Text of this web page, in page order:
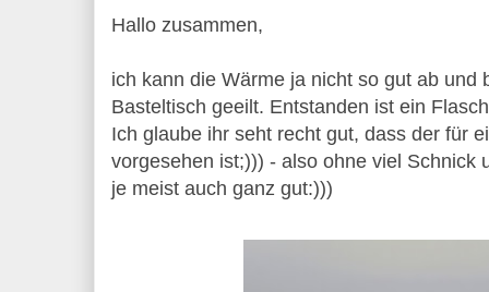
Hallo zusammen,
ich kann die Wärme ja nicht so gut ab und
Basteltisch geeilt. Entstanden ist ein
Ich glaube ihr seht recht gut, dass der für
vorgesehen ist;))) - also ohne viel Schnick
je meist auch ganz gut:)))